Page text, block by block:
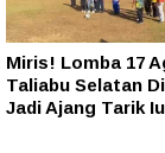
Miris! Lomba 17
Taliabu Selatan
Jadi Ajang Tarik